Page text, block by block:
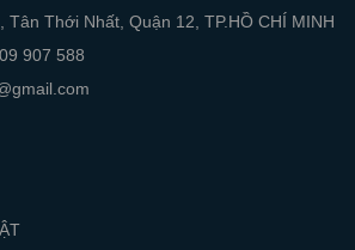
Tân Thới Nhất, Quận 12, TP.HỒ CHÍ MINH
907 588